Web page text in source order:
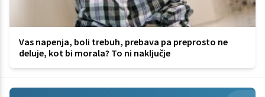
Vas napenja, boli trebuh, prebava pa preprosto ne
deluje, kot bi morala? To ni naključje